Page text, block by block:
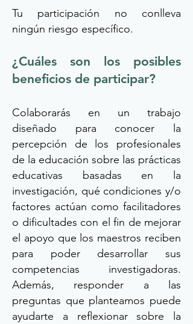
Tu participación no conlleva
ningún riesgo específico.
¿Cuáles son los posibles
beneficios de participar?
Colaborarás en un trabajo
diseñado para conocer la
percepción de los profesionales
de la educación sobre las prácticas
educativas basadas en la
investigación, qué condiciones y/o
factores actúan como facilitadores
o dificultades con el fin de mejorar
el apoyo que los maestros reciben
para poder desarrollar sus
competencias investigadoras.
Además, responder a las
preguntas que planteamos puede
ayudarte a reflexionar sobre la